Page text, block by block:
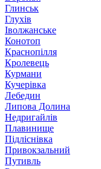
Глинськ
Глухів
Іволжанське
Конотоп
Краснопілля
Кролевець
Курмани
Кучерівка
Лебедин
Липова Долина
Недригайлів
Плавинище
Підліснівка
Привокзальний
Путивль